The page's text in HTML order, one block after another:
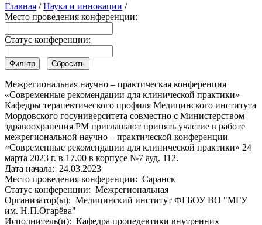
Главная /Наука и инновации /
Место проведения конференции:
Статус конференции:
Межрегиональная научно – практическая конференция
«Современные рекомендации для клинической практики»
Кафедры терапевтического профиля Медицинского института
Мордовского госуниверситета совместно с Министерством
здравоохранения РМ приглашают принять участие в работе
межрегиональной научно – практической конференции
«Современные рекомендации для клинической практики» 24
марта 2023 г. в 17.00 в корпусе №7 ауд. 112.
Дата начала: 24.03.2023
Место проведения конференции: Саранск
Статус конференции: Межрегиональная
Организатор(ы): Медицинский институт ФГБОУ ВО "МГУ
им. Н.П.Огарёва"
Исполнитель(и): Кафедра пропедевтики внутренних